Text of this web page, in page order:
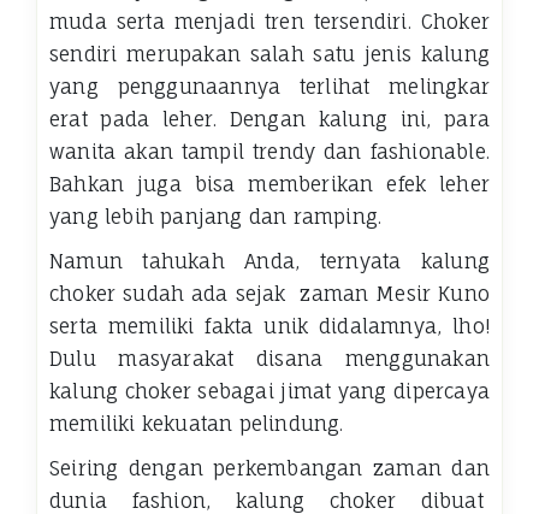
muda serta menjadi tren tersendiri. Choker
sendiri merupakan salah satu jenis kalung
yang penggunaannya terlihat melingkar
erat pada leher. Dengan kalung ini, para
wanita akan tampil trendy dan fashionable.
Bahkan juga bisa memberikan efek leher
yang lebih panjang dan ramping.
Namun tahukah Anda, ternyata kalung
choker sudah ada sejak zaman Mesir Kuno
serta memiliki fakta unik didalamnya, lho!
Dulu masyarakat disana menggunakan
kalung choker sebagai jimat yang dipercaya
memiliki kekuatan pelindung.
Seiring dengan perkembangan zaman dan
dunia fashion, kalung choker dibuat